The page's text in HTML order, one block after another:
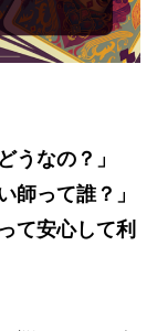
うなの？」
師って誰？」
て安心して利